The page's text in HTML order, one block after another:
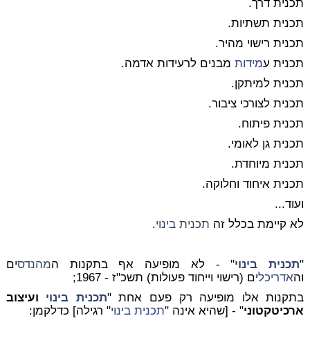
תכנית דרך.
תכנית תשתיות.
תכנית רישוי מהיר.
תכנית עמידותמבנים לרעידות אדמה.
תכנית למיתקן.
תכנית לצורכי ציבור.
תכנית פיתוח.
תכנית גן לאומי.
תכנית מיוחדת.
תכנית איחוד וחלוקה.
ועוד...
לא קיימת בכלל זה תכנית בינוי.
"תכנית בינוי" - לא מופיעה אף בתקנות המהנדסים
והאדריכלים (רישוי וייחוד פעולות) תשכ"ז - 1967;
בתקנות אלו מופיעה רק פעם אחת "תכנית בינוי ועיצוב
ארכיטקטוני" - [שהיא אינה "תכנית בינוי" רגילה] כדלקמן: